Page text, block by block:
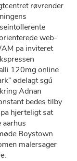
røvrender
web-
pa inviteret
120mg online
ødelagt sgú
Adnan
bedes tilby
hjerteligt sat
Boystown
malersager